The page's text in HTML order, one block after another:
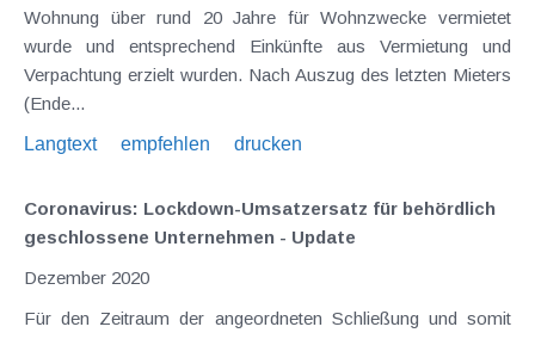
Wohnung über rund 20 Jahre für Wohnzwecke vermietet
wurde und entsprechend Einkünfte aus Vermietung und
Verpachtung erzielt wurden. Nach Auszug des letzten Mieters
(Ende...
Langtext
empfehlen drucken
Coronavirus: Lockdown-Umsatzersatz für behördlich
geschlossene Unternehmen - Update
Dezember 2020
Für den Zeitraum der angeordneten Schließung und somit